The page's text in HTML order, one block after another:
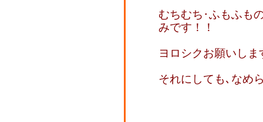
むちむち･ふもふも
みです！！
ヨロシクお願いしま
それにしても､なめ